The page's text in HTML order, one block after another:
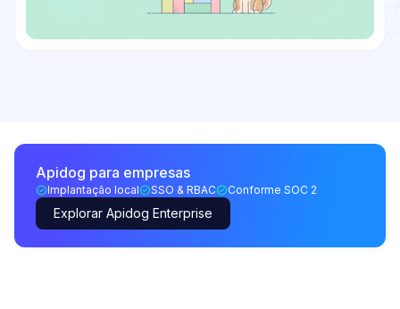
Apidog para empresas
Implantação local SSO & RBAC Conforme SOC 2
Explorar Apidog Enterprise